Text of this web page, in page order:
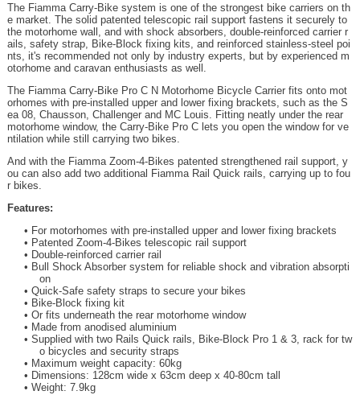
The Fiamma Carry-Bike system is one of the strongest bike carriers on th
e market. The solid patented telescopic rail support fastens it securely to
the motorhome wall, and with shock absorbers, double-reinforced carrier r
ails, safety strap, Bike-Block fixing kits, and reinforced stainless-steel poi
nts, it's recommended not only by industry experts, but by experienced m
otorhome and caravan enthusiasts as well.
The Fiamma Carry-Bike Pro C N Motorhome Bicycle Carrier fits onto mot
orhomes with pre-installed upper and lower fixing brackets, such as the S
ea 08, Chausson, Challenger and MC Louis. Fitting neatly under the rear
motorhome window, the Carry-Bike Pro C lets you open the window for ve
ntilation while still carrying two bikes.
And with the Fiamma Zoom-4-Bikes patented strengthened rail support, y
ou can also add two additional Fiamma Rail Quick rails, carrying up to fou
r bikes.
Features:
For motorhomes with pre-installed upper and lower fixing brackets
Patented Zoom-4-Bikes telescopic rail support
Double-reinforced carrier rail
Bull Shock Absorber system for reliable shock and vibration absorpti
on
Quick-Safe safety straps to secure your bikes
Bike-Block fixing kit
Or fits underneath the rear motorhome window
Made from anodised aluminium
Supplied with two Rails Quick rails, Bike-Block Pro 1 & 3, rack for tw
o bicycles and security straps
Maximum weight capacity: 60kg
Dimensions: 128cm wide x 63cm deep x 40-80cm tall
Weight: 7.9kg